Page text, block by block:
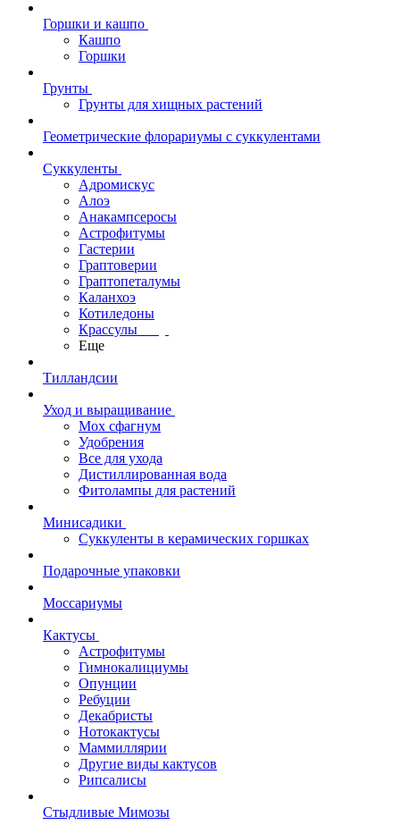
Горшки и кашпо
Кашпо
Горшки
Грунты
Грунты для хищных растений
Геометрические флорариумы с суккулентами
Суккуленты
Адромискус
Алоэ
Анакампсеросы
Астрофитумы
Гастерии
Граптоверии
Граптопеталумы
Каланхоэ
Котиледоны
Крассулы
Еще
Тилландсии
Уход и выращивание
Мох сфагнум
Удобрения
Все для ухода
Дистиллированная вода
Фитолампы для растений
Минисадики
Суккуленты в керамических горшках
Подарочные упаковки
Моссариумы
Кактусы
Астрофитумы
Гимнокалициумы
Опунции
Ребуции
Декабристы
Нотокактусы
Маммиллярии
Другие виды кактусов
Рипсалисы
Стыдливые Мимозы